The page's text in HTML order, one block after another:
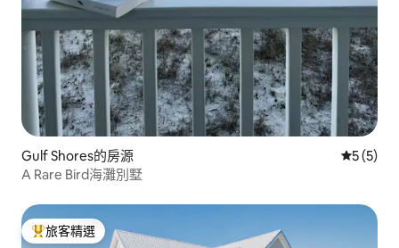
Gulf Shores的房源 從 5 則評
5 (5)
A Rare Bird海灘別墅
旅客精選榜首
旅客精選